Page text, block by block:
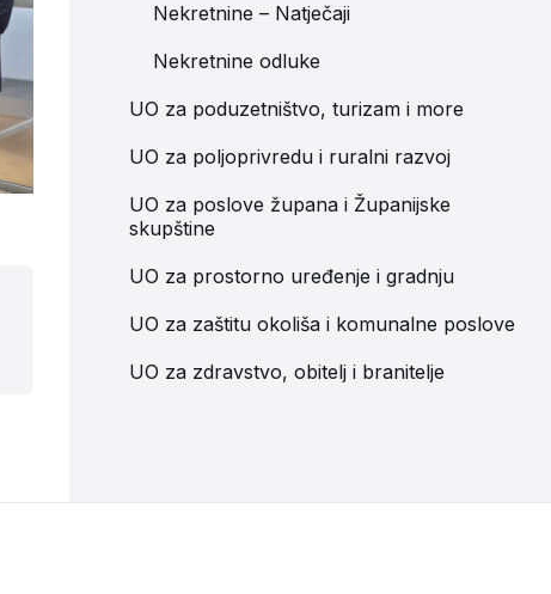
Nekretnine – Natječaji
Nekretnine odluke
UO za poduzetništvo, turizam i more
UO za poljoprivredu i ruralni razvoj
UO za poslove župana i Županijske
skupštine
UO za prostorno uređenje i gradnju
UO za zaštitu okoliša i komunalne poslove
UO za zdravstvo, obitelj i branitelje